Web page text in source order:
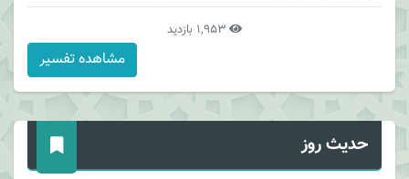
مشاهده تفسیر
حدیث روز